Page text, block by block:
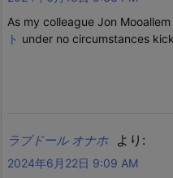
As my colleague Jon
ト under no circumstances
ラブドール オナホ より:
2024年6月22日 9:09 AM